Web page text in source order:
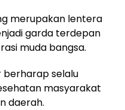
merupakan lentera
garda terdepan
muda bangsa.
berharap selalu
masyarakat
daerah.